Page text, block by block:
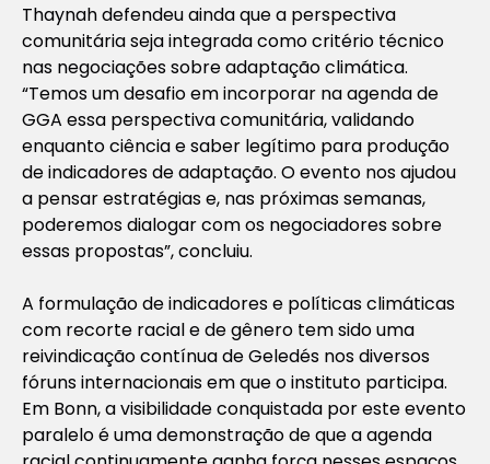
Thaynah defendeu ainda que a perspectiva
comunitária seja integrada como critério técnico
nas negociações sobre adaptação climática.
“Temos um desafio em incorporar na agenda de
GGA essa perspectiva comunitária, validando
enquanto ciência e saber legítimo para produção
de indicadores de adaptação. O evento nos ajudou
a pensar estratégias e, nas próximas semanas,
poderemos dialogar com os negociadores sobre
essas propostas”, concluiu.
A formulação de indicadores e políticas climáticas
com recorte racial e de gênero tem sido uma
reivindicação contínua de Geledés nos diversos
fóruns internacionais em que o instituto participa.
Em Bonn, a visibilidade conquistada por este evento
paralelo é uma demonstração de que a agenda